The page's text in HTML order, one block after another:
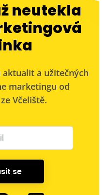
neutekla
a užitečných
marketingu od
Včeliště.
se